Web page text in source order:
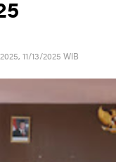
11/13/2025 WIB